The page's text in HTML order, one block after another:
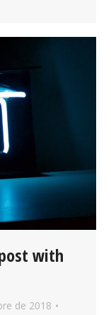
with
de 2018